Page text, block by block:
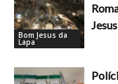
Bom Jesus da
Lapa